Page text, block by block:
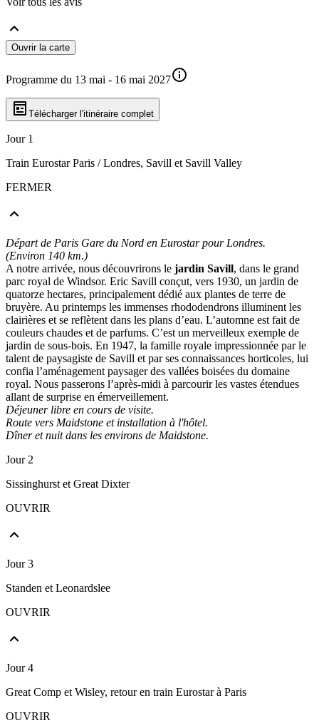
Ouvrir la carte
Programme du 13 mai - 16 mai 2027
Télécharger l'itinéraire complet
Jour 1
Train Eurostar Paris / Londres, Savill et Savill Valley
FERMER
Départ de Paris Gare du Nord en Eurostar pour Londres.
(Environ 140 km.)
A notre arrivée, nous découvrirons le jardin Savill, dans le grand
parc royal de Windsor. Eric Savill conçut, vers 1930, un jardin de
quatorze hectares, principalement dédié aux plantes de terre de
bruyère. Au printemps les immenses rhododendrons illuminent les
clairières et se reflètent dans les plans d’eau. L’automne est fait de
couleurs chaudes et de parfums. C’est un merveilleux exemple de
jardin de sous-bois. En 1947, la famille royale impressionnée par le
talent de paysagiste de Savill et par ses connaissances horticoles, lui
confia l’aménagement paysager des vallées boisées du domaine
royal. Nous passerons l’après-midi à parcourir les vastes étendues
allant de surprise en émerveillement.
Déjeuner libre en cours de visite.
Route vers Maidstone et installation à l'hôtel.
Dîner et nuit dans les environs de Maidstone.
Jour 2
Sissinghurst et Great Dixter
OUVRIR
Jour 3
Standen et Leonardslee
OUVRIR
Jour 4
Great Comp et Wisley, retour en train Eurostar à Paris
OUVRIR